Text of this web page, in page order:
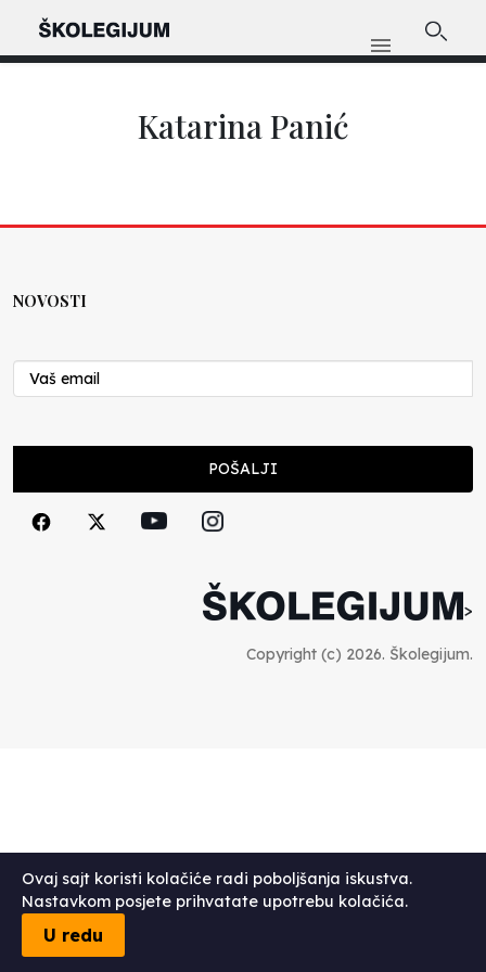
Katarina Panić
NOVOSTI
POŠALJI
>
Copyright (c) 2026. Školegijum.
Ovaj sajt koristi kolačiće radi poboljšanja iskustva.
Nastavkom posjete prihvatate upotrebu kolačića.
U redu